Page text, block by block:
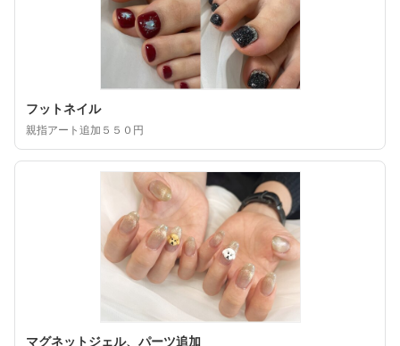
フットネイル
親指アート追加５５０円
マグネットジェル、パーツ追加